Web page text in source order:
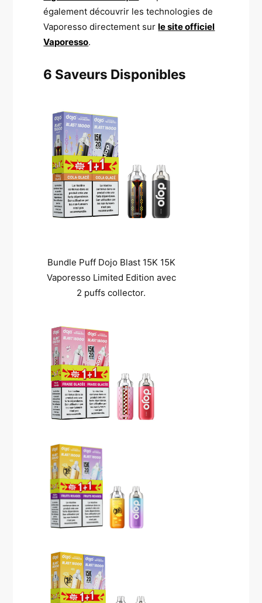
également découvrir les technologies de
Vaporesso directement surle site officiel
Vaporesso.
6 Saveurs Disponibles
Bundle Puff Dojo Blast 15K 15K
Vaporesso Limited Edition avec
2 puffs collector.